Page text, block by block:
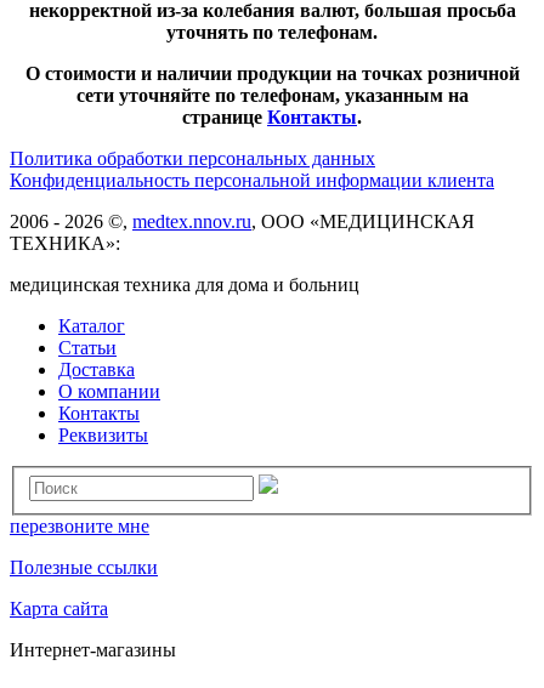
некорректной из-за колебания валют, большая просьба
уточнять по телефонам.
О стоимости и наличии продукции на точках розничной
сети уточняйте по телефонам, указанным на
странице Контакты.
Политика обработки персональных данных
Конфиденциальность персональной информации клиента
2006 - 2026 ©, medtex.nnov.ru, ООО «МЕДИЦИНСКАЯ
ТЕХНИКА»:
медицинская техника для дома и больниц
Каталог
Статьи
Доставка
О компании
Контакты
Реквизиты
перезвоните мне
Полезные ссылки
Карта сайта
Интернет-магазины